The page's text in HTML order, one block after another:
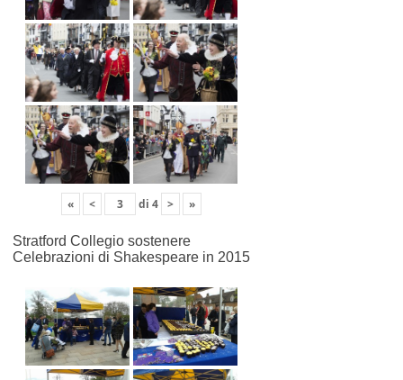
« < di 4 > »
Stratford Collegio sostenere
Celebrazioni di Shakespeare in 2015